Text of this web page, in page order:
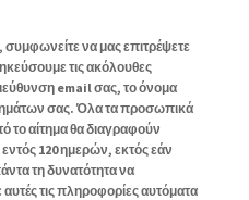
να μας επιτρέψετε
τις ακόλουθες
email σας, το όνομα
σας. Όλα τα προσωπικά
το αίτημα θα διαγραφούν
120 ημερών, εκτός εάν
τη δυνατότητα να
τις πληροφορίες αυτόματα